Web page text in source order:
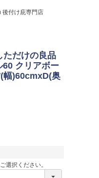
後付け庇専門店
ただけの良品
60 クリアボー
幅)60cmxD(奥
選択ください。